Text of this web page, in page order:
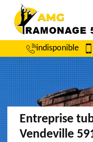
indisponible
Entreprise
Vendeville